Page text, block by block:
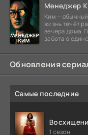
Менеджер
Ким —
жизнь течёт
вечера дома.
забота о
Обновления
Самые последние
1 сезон